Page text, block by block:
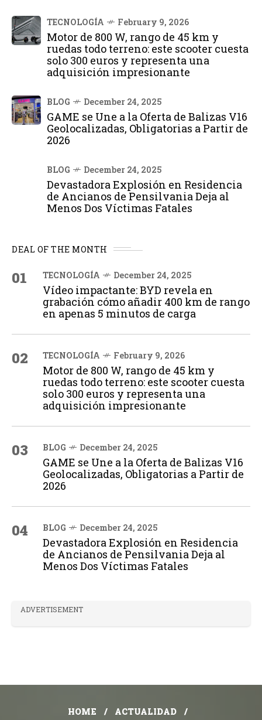
TECNOLOGÍA February 9, 2026
Motor de 800 W, rango de 45 km y
ruedas todo terreno: este scooter cuesta
solo 300 euros y representa una
adquisición impresionante
BLOG December 24, 2025
GAME se Une a la Oferta de Balizas V16
Geolocalizadas, Obligatorias a Partir de
2026
BLOG December 24, 2025
Devastadora Explosión en Residencia
de Ancianos de Pensilvania Deja al
Menos Dos Víctimas Fatales
DEAL OF THE MONTH
01 TECNOLOGÍA December 24, 2025
Vídeo impactante: BYD revela en
grabación cómo añadir 400 km de rango
en apenas 5 minutos de carga
02 TECNOLOGÍA February 9, 2026
Motor de 800 W, rango de 45 km y
ruedas todo terreno: este scooter cuesta
solo 300 euros y representa una
adquisición impresionante
03 BLOG December 24, 2025
GAME se Une a la Oferta de Balizas V16
Geolocalizadas, Obligatorias a Partir de
2026
04 BLOG December 24, 2025
Devastadora Explosión en Residencia
de Ancianos de Pensilvania Deja al
Menos Dos Víctimas Fatales
ADVERTISEMENT
HOME ACTUALIDAD